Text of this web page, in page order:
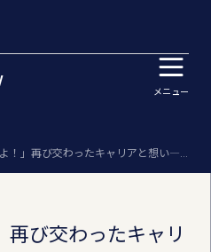
メニュー
「戻ってきなよ！」再び交わったキャリアと想い―19年の信頼がつなぐランスタッドの働き方
再び交わったキャリ